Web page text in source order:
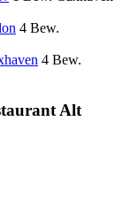
4 Bew.
4 Bew.
Alt